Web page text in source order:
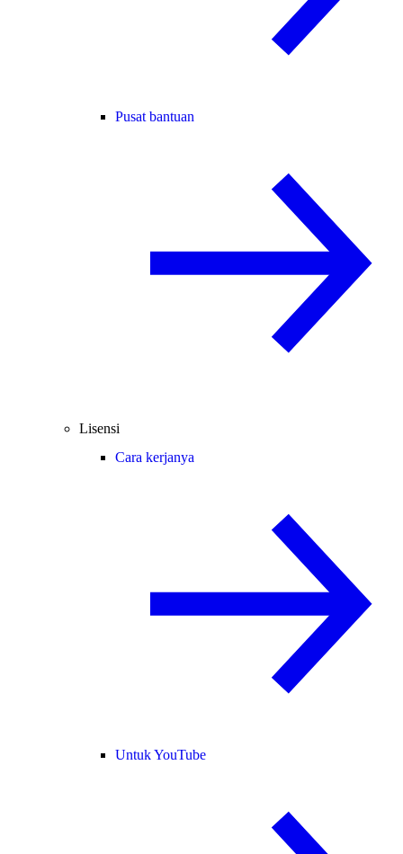
Pusat bantuan
Lisensi
Cara kerjanya
Untuk YouTube